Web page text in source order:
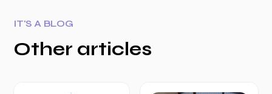
IT'S A BLOG
Other articles